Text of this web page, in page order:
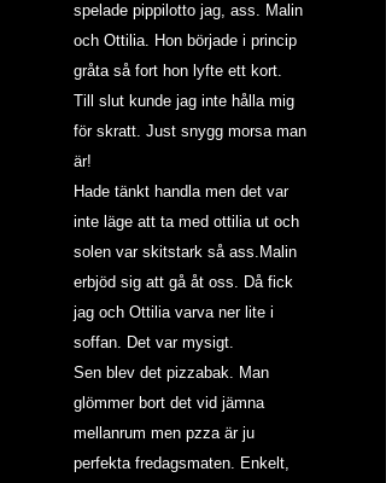
spelade pippilotto jag, ass. Malin
och Ottilia. Hon började i princip
gråta så fort hon lyfte ett kort.
Till slut kunde jag inte hålla mig
för skratt. Just snygg morsa man
är!
Hade tänkt handla men det var
inte läge att ta med ottilia ut och
solen var skitstark så ass.Malin
erbjöd sig att gå åt oss. Då fick
jag och Ottilia varva ner lite i
soffan. Det var mysigt.
Sen blev det pizzabak. Man
glömmer bort det vid jämna
mellanrum men pzza är ju
perfekta fredagsmaten. Enkelt,